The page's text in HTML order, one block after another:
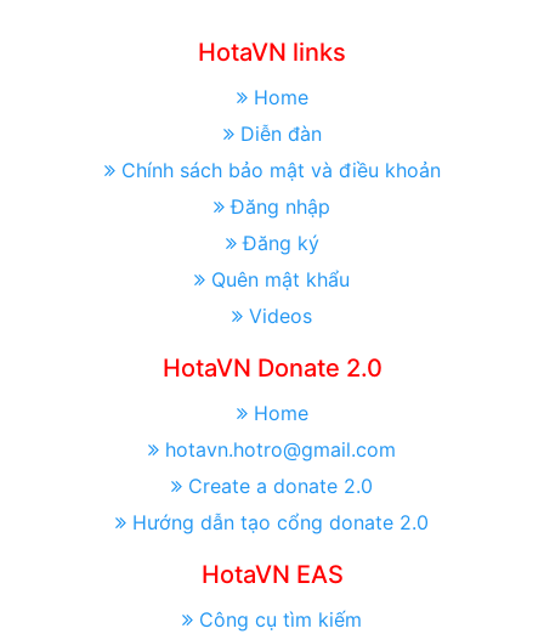
HotaVN links
Home
Diễn đàn
Chính sách bảo mật và điều khoản
Đăng nhập
Đăng ký
Quên mật khẩu
Videos
HotaVN Donate 2.0
Home
hotavn.hotro@gmail.com
Create a donate 2.0
Hướng dẫn tạo cổng donate 2.0
HotaVN EAS
Công cụ tìm kiếm